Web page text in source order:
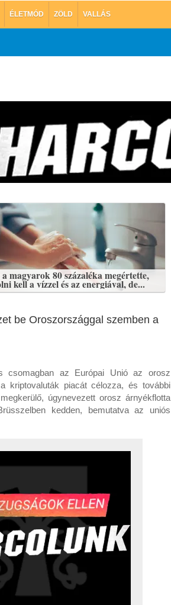
ÉLETMÓD ZÖLD VALLÁS
magyarok 80 százaléka megértette,
kell a vízzel és az energiával, de...
be Oroszországgal szemben a
csomagban az Európai Unió az orosz
kriptovaluták piacát célozza, és további
úgynevezett orosz árnyékflotta
kedden, bemutatva az uniós